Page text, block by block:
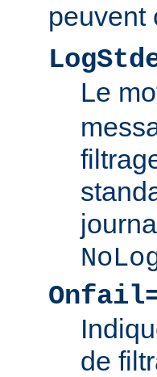
peuvent
Le
de